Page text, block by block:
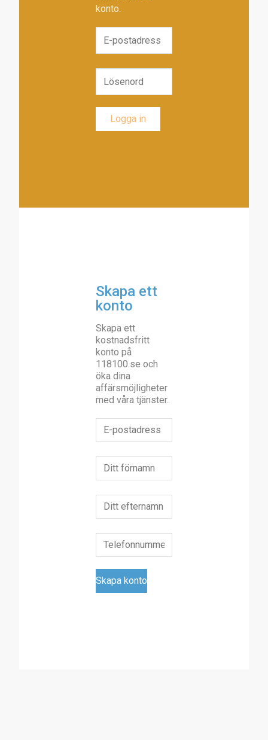
konto.
Skapa ett
konto
Skapa ett
kostnadsfritt
konto på
118100.se och
öka dina
affärsmöjligheter
med våra tjänster.